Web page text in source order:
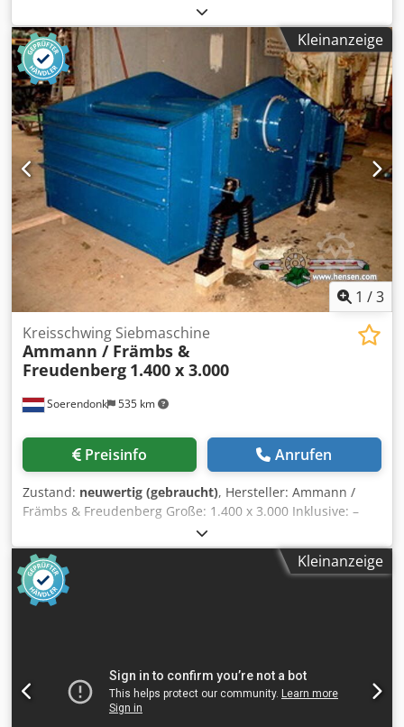
Szrjx Amgerf Gitterrost Abzugsband Förderband 12 m mit
Gurt 650mm
Kleinanzeige
1 /3
Soerendonk 535 km
Kreisschwing Siebmaschine
Ammann / Främbs &
Freudenberg 1.400 x 3.000
Preisinfo Anrufen
Zustand: neuwertig (gebraucht), Hersteller: Ammann /
Främbs & Freudenberg Große: 1.400 x 3.000 Inklusive: –
Antrieb – Gelenkwellen – Federelemente Crodpfx Asg
Snutomgef Siebmaschine is überholt, gestrahlt und
lackiert.
Kleinanzeige